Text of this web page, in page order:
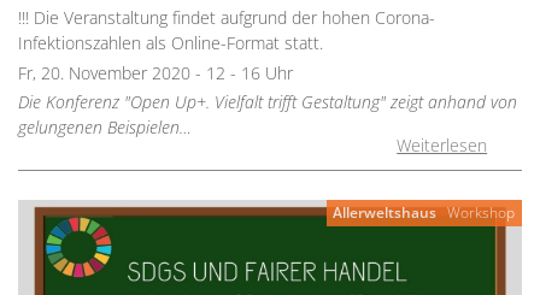
!!! Die Veranstaltung findet aufgrund der hohen Corona-
Infektionszahlen als Online-Format statt.
Fr, 20. November 2020 - 12 - 16 Uhr
Die Konferenz "Open Up+. Vielfalt trifft Gestaltung" zeigt anhand von
gelungenen Beispielen…
Weiterlesen
Allerweltshaus Workshop